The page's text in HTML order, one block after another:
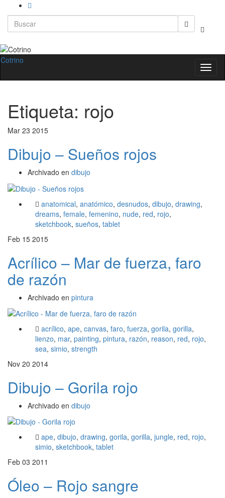
Alternar
Search
for:
la
Cotrino
Etiqueta: rojo
Mar 23 2015
Dibujo – Sueños rojos
Archivado en dibujo
anatomical, anatómico, desnudos, dibujo, drawing,
dreams, female, femenino, nude, red, rojo,
sketchbook, sueños, tablet
Feb 15 2015
Acrílico – Mar de fuerza, faro
de razón
Archivado en pintura
acrílico, ape, canvas, faro, fuerza, gorila, gorilla,
lienzo, mar, painting, pintura, razón, reason, red, rojo,
sea, simio, strength
Nov 20 2014
Dibujo – Gorila rojo
Archivado en dibujo
ape, dibujo, drawing, gorila, gorilla, jungle, red, rojo,
simio, sketchbook, tablet
Feb 03 2011
Óleo – Rojo sangre